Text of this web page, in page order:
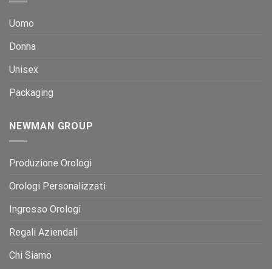
Uomo
Donna
Unisex
Packaging
NEWMAN GROUP
Produzione Orologi
Orologi Personalizzati
Ingrosso Orologi
Regali Aziendali
Chi Siamo